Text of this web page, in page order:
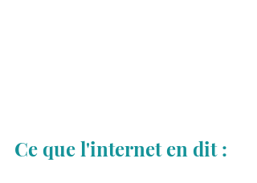
Ce que l'internet en dit :